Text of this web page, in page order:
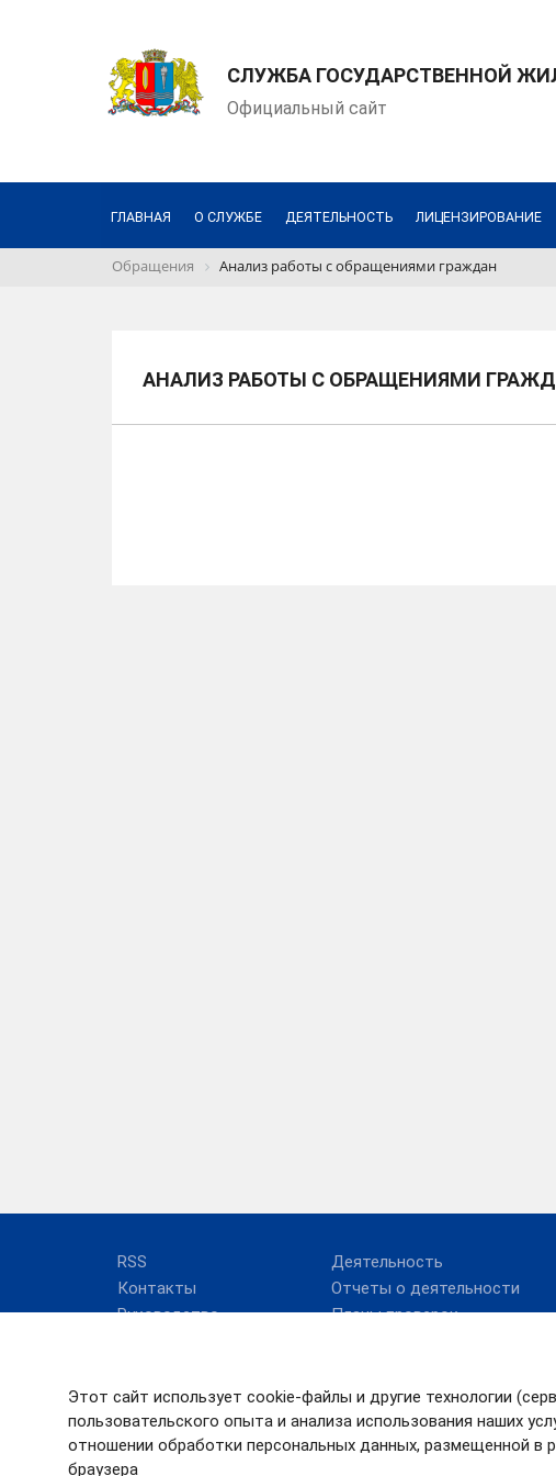
СЛУЖБА ГОСУДАРСТВЕННОЙ
Официальный сайт
ГЛАВНАЯ О СЛУЖБЕ ДЕЯТЕЛЬНОСТЬ ЛИЦЕНЗИРОВАНИЕ
Этот сайт использует cookie-файлы и другие технологии
пользовательского опыта и анализа использования наших
отношении обработки персональных данных, размещенной в
браузера
Обращения Анализ работы с обращениями граждан
АНАЛИЗ РАБОТЫ С ОБРАЩЕНИЯМИ
RSS
Контакты
Руководство
Деятельность
Отчеты о деятельности
Планы проверок